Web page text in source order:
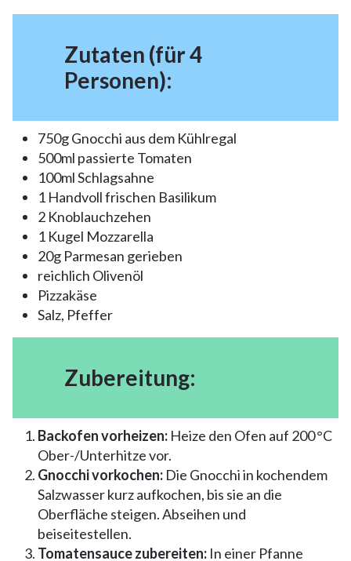
Zutaten (für 4
Personen):
750g Gnocchi aus dem Kühlregal
500ml passierte Tomaten
100ml Schlagsahne
1 Handvoll frischen Basilikum
2 Knoblauchzehen
1 Kugel Mozzarella
20g Parmesan gerieben
reichlich Olivenöl
Pizzakäse
Salz, Pfeffer
Zubereitung:
Backofen vorheizen: Heize den Ofen auf 200 °C
Ober-/Unterhitze vor.
Gnocchi vorkochen: Die Gnocchi in kochendem
Salzwasser kurz aufkochen, bis sie an die
Oberfläche steigen. Abseihen und
beiseitestellen.
Tomatensauce zubereiten: In einer Pfanne